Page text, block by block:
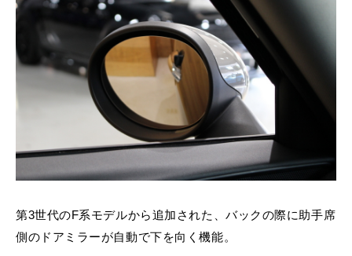
第3世代のF系モデルから追加された、バックの際に助手席
側のドアミラーが自動で下を向く機能。